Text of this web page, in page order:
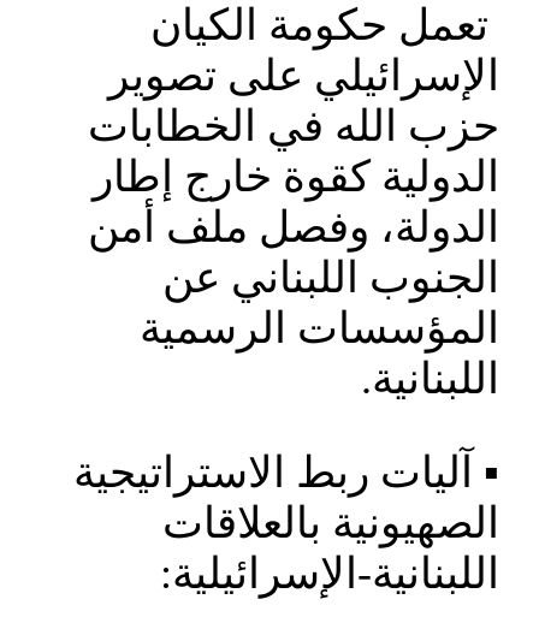
تعمل حكومة الكيان
الإسرائيلي على تصوير
حزب الله في الخطابات
الدولية كقوة خارج إطار
الدولة، وفصل ملف أمن
الجنوب اللبناني عن
المؤسسات الرسمية
اللبنانية.
▪️ آليات ربط الاستراتيجية
الصهيونية بالعلاقات
اللبنانية-الإسرائيلية: